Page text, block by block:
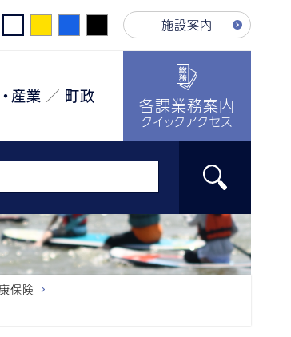
施設案内
産業 町政 各課業務案内
クイックアクセス
保険